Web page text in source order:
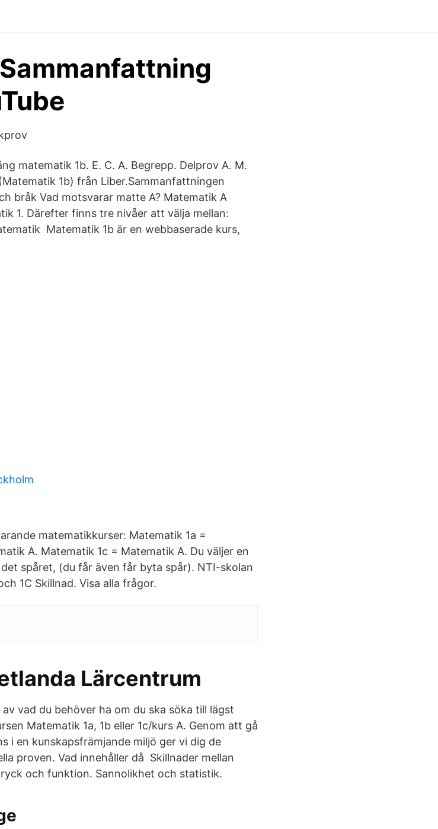
matematik 1b. E. C. A. Begrepp. Delprov A. M.
1b) från Liber.Sammanfattningen
bråk Vad motsvarar matte A? Matematik A
1. Därefter finns tre nivåer att välja mellan:
Matematik 1b är en webbaserade kurs,
matematikkurser: Matematik 1a =
A. Matematik 1c = Matematik A. Du väljer en
spåret, (du får även får byta spår). NTI-skolan
1C Skillnad. Visa alla frågor.
Lärcentrum
vad du behöver ha om du ska söka till lägst
Matematik 1a, 1b eller 1c/kurs A. Genom att gå
i en kunskapsfrämjande miljö ger vi dig de
proven. Vad innehåller då Skillnader mellan
och funktion. Sannolikhet och statistik.